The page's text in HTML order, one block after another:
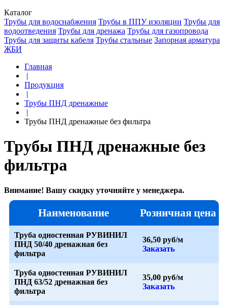
Каталог
Трубы для водоснабжения Трубы в ППУ изоляции Трубы для
водоотведения Трубы для дренажа Трубы для газопровода
Трубы для защиты кабеля Трубы стальные Запорная арматура
ЖБИ
Главная
|
Продукция
|
Трубы ПНД дренажные
|
Трубы ПНД дренажные без фильтра
Трубы ПНД дренажные без
фильтра
Внимание! Вашу скидку уточняйте у менеджера.
Наименование Розничная цена
Труба одностенная РУВИНИЛ
ПНД 50/40 дренажная без
фильтра
36,50 руб/м
Заказать
Труба одностенная РУВИНИЛ
ПНД 63/52 дренажная без
фильтра
35,00 руб/м
Заказать